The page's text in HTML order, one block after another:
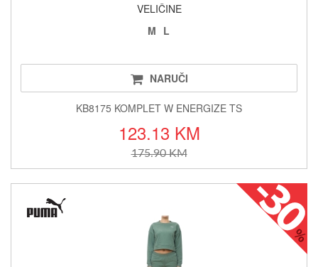
VELIČINE
M L
NARUČI
KB8175 KOMPLET W ENERGIZE TS
123.13 KM
175.90 KM